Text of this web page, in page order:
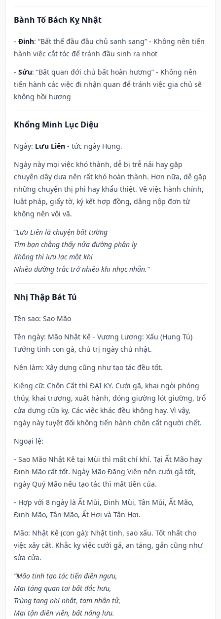
Bành Tổ Bách Kỵ Nhật
- Đinh: “Bất thế đầu đầu chủ sanh sang” - Không nên tiến
hành việc cắt tóc để tránh đầu sinh ra nhọt
- Sửu: “Bất quan đới chủ bất hoàn hương” - Không nên
tiến hành các việc đi nhận quan để tránh việc gia chủ sẽ
không hồi hương
Khổng Minh Lục Diệu
Ngày: Lưu Liên - tức ngày Hung.
Ngày này mọi việc khó thành, dễ bị trễ nải hay gặp
chuyện dây dưa nên rất khó hoàn thành. Hơn nữa, dễ gặp
những chuyện thị phi hay khẩu thiệt. Về việc hành chính,
luật pháp, giấy tờ, ký kết hợp đồng, dâng nộp đơn từ
không nên vội vã.
“Lưu Liên là chuyện bất tường
Tìm bạn chẳng thấy nửa đường phân ly
Không thì lưu lạc một khi
Nhiều đường trắc trở nhiều khi nhọc nhằn.”
Nhị Thập Bát Tú
Tên sao: Sao Mão
Tên ngày: Mão Nhật Kê - Vương Lương: Xấu (Hung Tú)
Tướng tinh con gà, chủ trị ngày chủ nhật.
Nên làm: Xây dựng cũng như tạo tác đều tốt.
Kiêng cữ: Chôn Cất thì ĐẠI KỴ. Cưới gã, khai ngòi phóng
thủy, khai trương, xuất hành, đóng giường lót giường, trổ
cửa dựng cửa kỵ. Các việc khác đều không hay. Vì vậy,
ngày này tuyệt đối không tiến hành chôn cất người chết.
Ngoại lệ:
- Sao Mão Nhật Kê tại Mùi thì mất chí khí. Tại Ất Mão hay
Đinh Mão rất tốt. Ngày Mão Đăng Viên nên cưới gả tốt,
ngày Quý Mão nếu tạo tác thì mất tiền của.
- Hợp với 8 ngày là Ất Mùi, Đinh Mùi, Tân Mùi, Ất Mão,
Đinh Mão, Tân Mão, Ất Hợi và Tân Hợi.
Mão: Nhật Kê (con gà): Nhật tinh, sao xấu. Tốt nhất cho
việc xây cất. Khắc kỵ việc cưới gả, an táng, gắn cũng như
sửa cửa.
“Mão tinh tạo tác tiến điền ngưu,
Mai táng quan tai bất đắc hưu,
Trùng tang nhị nhật, tam nhân tử,
Mại tận điền viên, bất năng lưu.